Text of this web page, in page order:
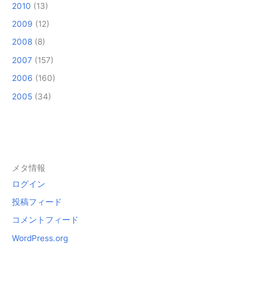
2010 (13)
2009 (12)
2008 (8)
2007 (157)
2006 (160)
2005 (34)
メタ情報
ログイン
投稿フィード
コメントフィード
WordPress.org